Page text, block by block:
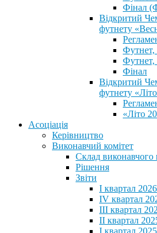
Фінал
Відкритий
футнету
Футнет,
Футнет,
Фінал
Відкритий
футнету
«Літо
Асоціація
Керівництво
Виконавчий комітет
Склад
Рішення
Звіти
I квартал
IV квартал
III квартал
II квартал
I квартал